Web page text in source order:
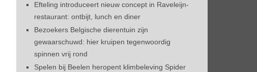
Efteling introduceert nieuw concept in Raveleijn-
restaurant: ontbijt, lunch en diner
Bezoekers Belgische dierentuin zijn
gewaarschuwd: hier kruipen tegenwoordig
spinnen vrij rond
Spelen bij Beelen heropent klimbeleving Spider